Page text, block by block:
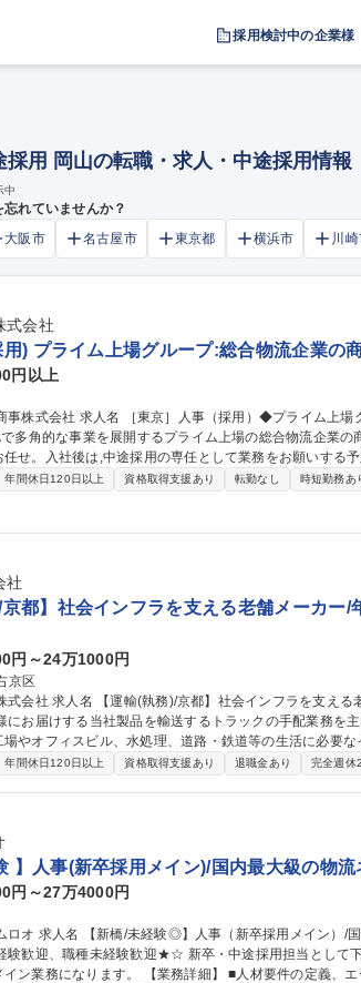
採用検討中の企業様
採用 岡山の転職・求人・中途採用情報
中
れていませんか？
大阪市 名古屋市 東京都 横浜市 川
式会社
用) プライム上場グループ:総合物流企業の
円以上
ム上場グループ：総合物流企業の商社部門
多角的な事業を展開するプライム上場の総合物流企業の
入社後は,中途採用の専任として業務をお願いする予定です。 【具体的に
・会社説明会・面接官・内定者フォロー 等 ●中途採用：
卒5名程度/中途15名程度 ●他：別途予算編成などの業務 等 募集職種 ［東京
グループ：総合物流企業の商社部門
年間休日120日以上 資格取得支援あり 転勤なし 時短勤務あ
社
京都】社会インフラを支える老舗メーカー
円～24万1000円
京区
舗メーカー/年休129日/住友電工G
お届けする当社製品を輸送するトラックの手配業務を主にお任せ
やオフィスビル、水処理、道路・鉄道等の生活に必要
としてエネルギーニーズが多様化し、SDGs、カーボンニ
年間休日120日以上 資格取得支援あり 退職金あり 完全週休
】人事(新卒採用メイン)/国内最大級の物
円～27万4000円
流ネットワーク 仕事の
歓迎、職種未経験歓迎★☆ 新卒・中途採用担当として
】 ■人材要件の定義、エージェント対応、面接調整、内定後